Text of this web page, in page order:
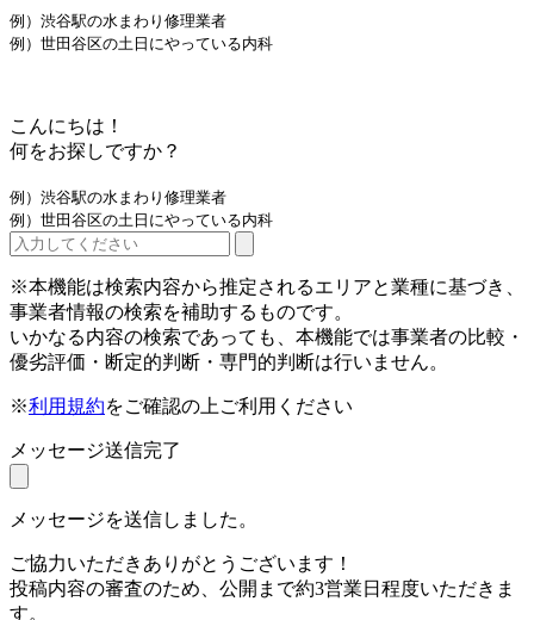
例）渋谷駅の水まわり修理業者
例）世田谷区の土日にやっている内科
こんにちは！
何をお探しですか？
例）渋谷駅の水まわり修理業者
例）世田谷区の土日にやっている内科
※本機能は検索内容から推定されるエリアと業種に基づき、
事業者情報の検索を補助するものです。
いかなる内容の検索であっても、本機能では事業者の比較・
優劣評価・断定的判断・専門的判断は行いません。
※利用規約をご確認の上ご利用ください
メッセージ送信完了
メッセージを送信しました。
ご協力いただきありがとうございます！
投稿内容の審査のため、公開まで約3営業日程度いただきま
す。